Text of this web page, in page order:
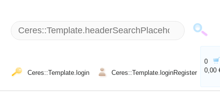
Ceres::Template.login Ceres::Template.loginRegister
0
0,00